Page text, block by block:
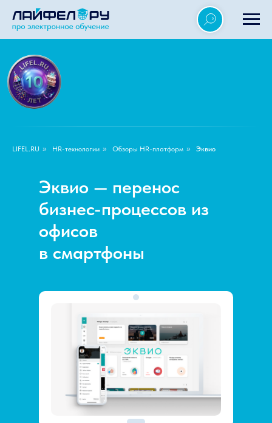
LIFEL.RU » HR-технологии » Обзоры HR-платформ » Эквио
Эквио — перенос
бизнес-процессов из
офисов
в смартфоны